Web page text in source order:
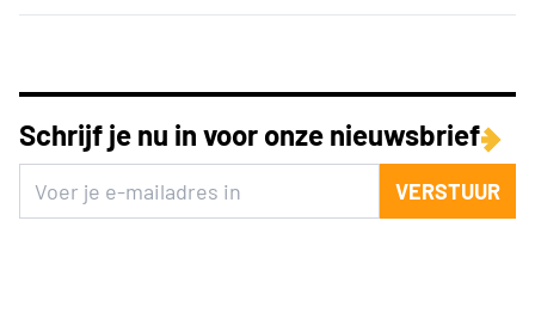
Schrijf je nu in voor onze nieuwsbrief
VERSTUUR